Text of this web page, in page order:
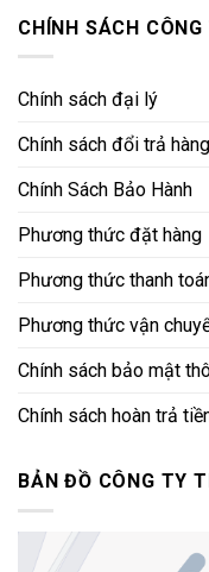
CHÍNH SÁCH
Chính sách đại lý
Chính sách đổi trả hàng
Chính Sách Bảo Hành
Phương thức đặt hàng
Phương thức thanh
Phương thức vận
Chính sách bảo mật
Chính sách hoàn trả
BẢN ĐỒ CÔNG TY